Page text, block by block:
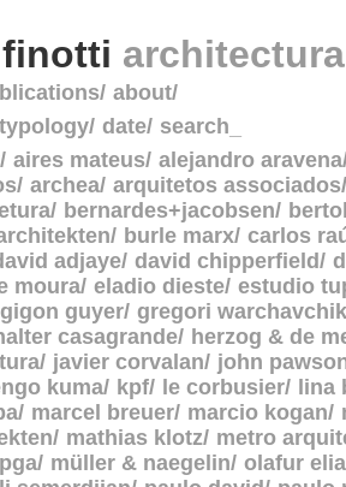
about
typology date search_
aires mateus alejandro aravena
archea arquitetos associados
bernardes+jacobsen
burle marx carlos
adjaye david chipperfield
moura eladio dieste estudio
gigon guyer gregori warchavchik
casagrande
herzog & de
javier corvalan
john
kuma kpf le corbusier
lina
marcel breuer marcio kogan
mathias klotz metro
müller & naegelin olafur